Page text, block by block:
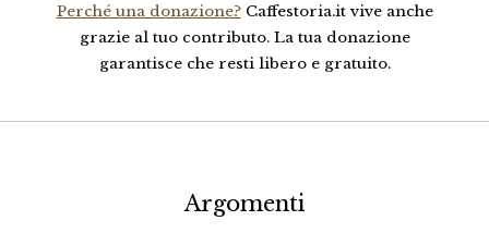
Perché una donazione?Caffestoria.it vive anche
grazie al tuo contributo. La tua donazione
garantisce che resti libero e gratuito.
Argomenti